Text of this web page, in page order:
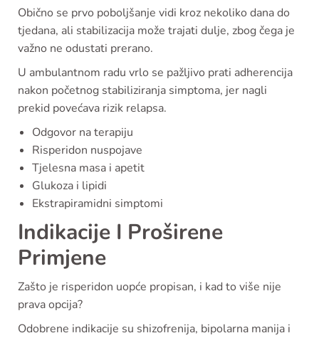
Obično se prvo poboljšanje vidi kroz nekoliko dana do
tjedana, ali stabilizacija može trajati dulje, zbog čega je
važno ne odustati prerano.
U ambulantnom radu vrlo se pažljivo prati adherencija
nakon početnog stabiliziranja simptoma, jer nagli
prekid povećava rizik relapsa.
Odgovor na terapiju
Risperidon nuspojave
Tjelesna masa i apetit
Glukoza i lipidi
Ekstrapiramidni simptomi
Indikacije I Proširene
Primjene
Zašto je risperidon uopće propisan, i kad to više nije
prava opcija?
Odobrene indikacije su shizofrenija, bipolarna manija i